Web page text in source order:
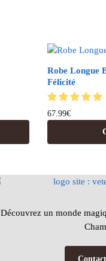
Robe Longue
Félicité
67.99€
Découvrez un monde